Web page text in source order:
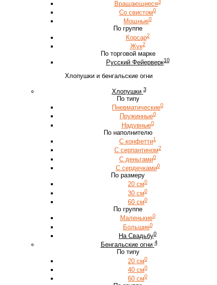
Вращающиеся
Со свистом0
Мощные0
По группе
Корсар2
Жук2
По торговой марке
Русский Фейерверк10
Хлопушки и бенгальские огни
Хлопушки 3
По типу
Пневматические0
Пружинные0
Надувные0
По наполнителю
С конфетти1
С серпантином2
С деньгами0
С сердечками0
По размеру
20 см0
30 см0
60 см0
По группе
Маленькие0
Большие0
На Свадьбу0
Бенгальские огни 4
По типу
20 см0
40 см0
60 см0